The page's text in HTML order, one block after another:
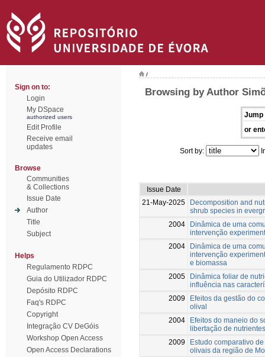
Sign on to:
Login
My DSpace
authorized users
Edit Profile
Receive email
updates
Browse
Communities
& Collections
Issue Date
Author
Title
Subject
Helps
Regulamento RDPC
Guia do Utilizador RDPC
Depósito RDPC
Faq's RDPC
Copyright
Integração CV DeGóis
Workshop Open Access
Open Access Declarations
/
Browsing by Author
Jump
or
Sort by:
Issue Date
21-May-2025
Decomposition and
shrub species in
2004
Dinâmica de uma
intervenção
2004
Dinâmica de uma
intervenção
e biomassa
2005
Dinâmica foliar de
influência nas
2009
Efeitos da gestão do
olival
2004
Efeitos do maneio do
libertação de
2009
Estudo comparativo
olivais da região de